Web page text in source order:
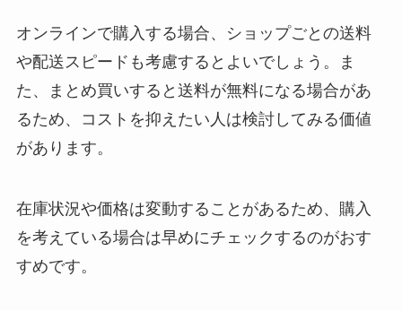
オンラインで購入する場合、ショップごとの送料
や配送スピードも考慮するとよいでしょう。ま
た、まとめ買いすると送料が無料になる場合があ
るため、コストを抑えたい人は検討してみる価値
があります。
在庫状況や価格は変動することがあるため、購入
を考えている場合は早めにチェックするのがおす
すめです。